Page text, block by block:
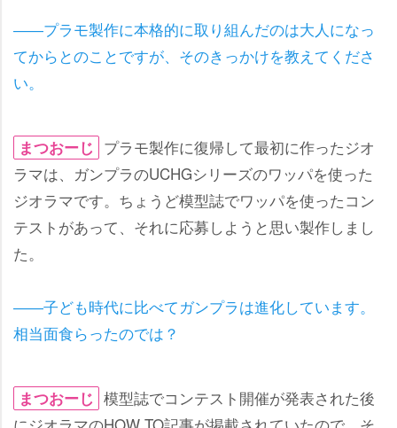
――プラモ製作に本格的に取り組んだのは大人になっ
てからとのことですが、そのきっかけを教えてくださ
い。
まつおーじ プラモ製作に復帰して最初に作ったジオ
ラマは、ガンプラのUCHGシリーズのワッパを使った
ジオラマです。ちょうど模型誌でワッパを使ったコン
テストがあって、それに応募しようと思い製作しまし
た。
――子ども時代に比べてガンプラは進化しています。
相当面食らったのでは？
まつおーじ 模型誌でコンテスト開催が発表された後